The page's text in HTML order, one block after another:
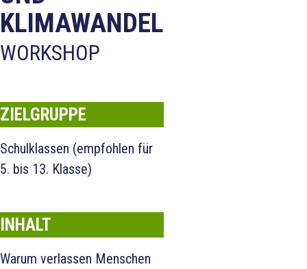
KLIMAWANDEL
WORKSHOP
ZIELGRUPPE
Schulklassen (empfohlen für
5. bis 13. Klasse)
INHALT
Warum verlassen Menschen